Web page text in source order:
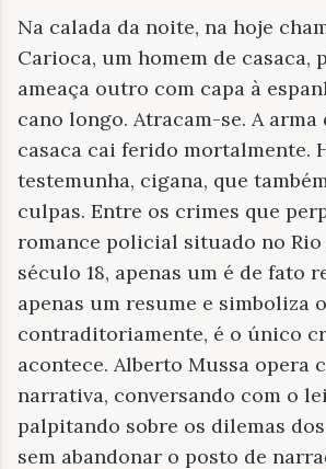
Na calada da noite, na hoje
Carioca, um homem de casaca,
ameaça outro com capa à
cano longo. Atracam-se. A arma
casaca cai ferido mortalmente.
testemunha, cigana, que
culpas. Entre os crimes que
romance policial situado no Rio
século 18, apenas um é de fato
apenas um resume e simboliza
contraditoriamente, é o único
acontece. Alberto Mussa opera
narrativa, conversando com o
palpitando sobre os dilemas
sem abandonar o posto de